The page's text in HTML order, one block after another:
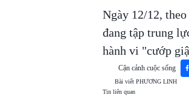
Ngày 12/12,
đang tập trung
hành vi "cướp
Cận cảnh cuộc sống
Bài viết PHƯƠNG LINH
Tin liên quan